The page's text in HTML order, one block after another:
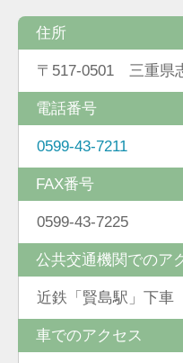
住所
〒517-0501 三重県
電話番号
0599-43-7211
FAX番号
0599-43-7225
公共交通機関でのア
近鉄「賢島駅」下
車でのアクセス